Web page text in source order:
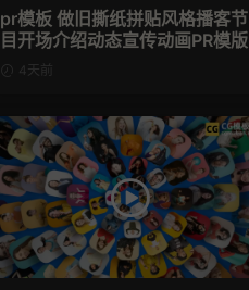
pr模板 做旧撕纸拼贴风格播客节
目开场介绍动态宣传动画PR模版
4天前